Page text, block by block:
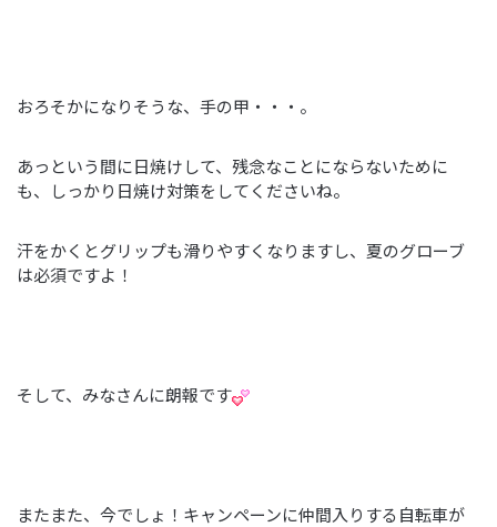
おろそかになりそうな、手の甲・・・。
あっという間に日焼けして、残念なことにならないために
も、しっかり日焼け対策をしてくださいね。
汗をかくとグリップも滑りやすくなりますし、夏のグローブ
は必須ですよ！
そして、みなさんに朗報です
またまた、今でしょ！キャンペーンに仲間入りする自転車が